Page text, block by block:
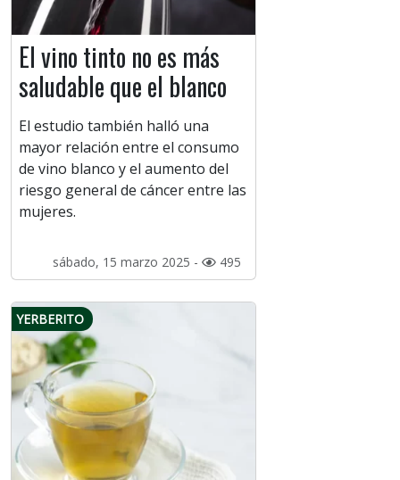
El vino tinto no es más
saludable que el blanco
El estudio también halló una
mayor relación entre el consumo
de vino blanco y el aumento del
riesgo general de cáncer entre las
mujeres.
sábado, 15 marzo 2025 - 495
YERBERITO